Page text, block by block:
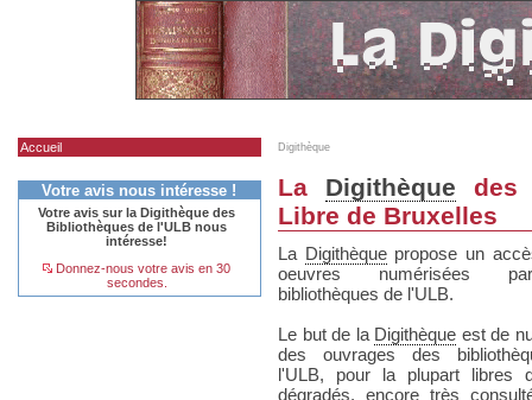
Accueil
Votre avis nous intéresse !
Votre avis sur la Digithèque des
Bibliothèques de l'ULB nous
intéresse!
Donnez-nous votre avis en 30
secondes.
Digithèque
La Digithèque des
Libre de Bruxelles
La Digithèquepropose un
oeuvres numérisées
bibliothèques de l'ULB.
Le but de la Digithèque est de
des ouvrages des
l'ULB, pour la plupart libres
dégradés, encore très